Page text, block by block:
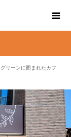
リーンに囲まれたカフ